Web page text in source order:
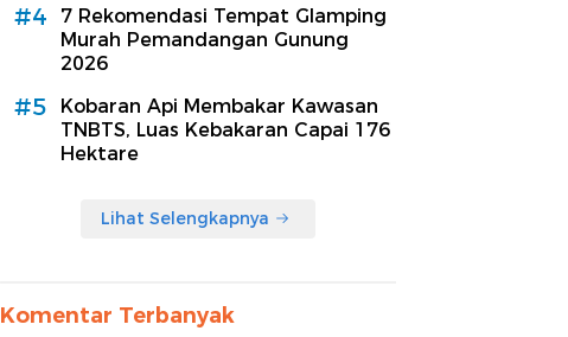
#4
7 Rekomendasi Tempat Glamping
Murah Pemandangan Gunung
2026
#5
Kobaran Api Membakar Kawasan
TNBTS, Luas Kebakaran Capai 176
Hektare
Lihat Selengkapnya
Komentar Terbanyak